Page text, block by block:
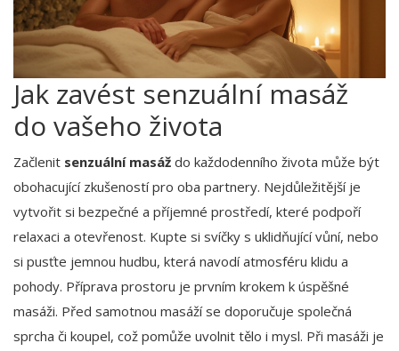
Jak zavést senzuální masáž
do vašeho života
Začlenit senzuální masáž do každodenního života může být
obohacující zkušeností pro oba partnery. Nejdůležitější je
vytvořit si bezpečné a příjemné prostředí, které podpoří
relaxaci a otevřenost. Kupte si svíčky s uklidňující vůní, nebo
si pusťte jemnou hudbu, která navodí atmosféru klidu a
pohody. Příprava prostoru je prvním krokem k úspěšné
masáži. Před samotnou masáží se doporučuje společná
sprcha či koupel, což pomůže uvolnit tělo i mysl. Při masáži je